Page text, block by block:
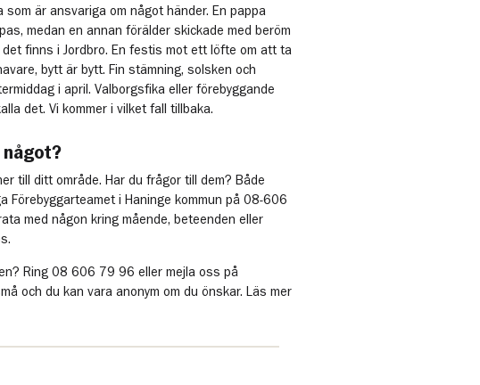
är ansvariga om något händer. En pappa
medan en annan förälder skickade med beröm
finns i Jordbro. En festis mot ett löfte om att ta
bytt är bytt. Fin stämning, solsken och
i april. Valborgsfika eller förebyggande
det. Vi kommer i vilket fall tillbaka.
till ditt område. Har du frågor till dem? Både
Förebyggarteamet i Haninge kommun på 08-606
med någon kring mående, beteenden eller
Ring 08 606 79 96 eller mejla oss på
och du kan vara anonym om du önskar. Läs mer